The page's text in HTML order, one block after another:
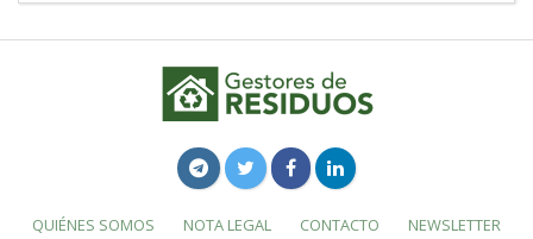
QUIÉNES SOMOS NOTA LEGAL CONTACTO NEWSLETTER